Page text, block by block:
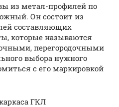
из метал-профилей по
Он состоит из
составляющих
которые называются
перегородочными
выбора нужного
с его маркировкой
ГКЛ